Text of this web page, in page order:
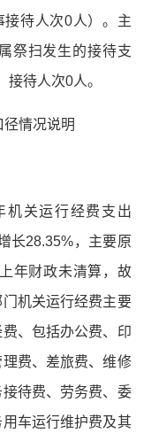
接待人次0人）。主
祭扫发生的接待支
待人次0人。
情况说明
机关运行经费支出
长28.35%，主要原
年财政未清算，故
机关运行经费主要
、包括办公费、印
费、差旅费、维修
待费、劳务费、委
车运行维护费及其